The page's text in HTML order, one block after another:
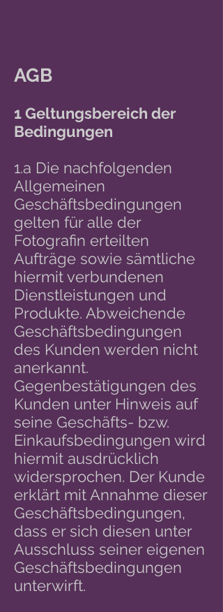
AGB
1 Geltungsbereich der
Bedingungen
1.a Die nachfolgenden
Allgemeinen
Geschäftsbedingungen
gelten für alle der
Fotografin erteilten
Aufträge sowie sämtliche
hiermit verbundenen
Dienstleistungen und
Produkte. Abweichende
Geschäftsbedingungen
des Kunden werden nicht
anerkannt.
Gegenbestätigungen des
Kunden unter Hinweis auf
seine Geschäfts- bzw.
Einkaufsbedingungen wird
hiermit ausdrücklich
widersprochen. Der Kunde
erklärt mit Annahme dieser
Geschäftsbedingungen,
dass er sich diesen unter
Ausschluss seiner eigenen
Geschäftsbedingungen
unterwirft.